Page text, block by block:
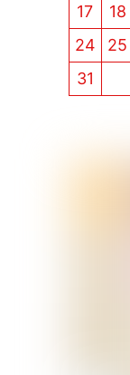
17
18
24
25
31